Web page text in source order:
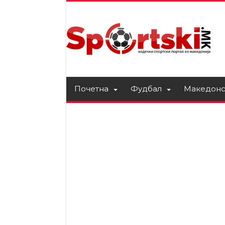
Почетна Фудбал